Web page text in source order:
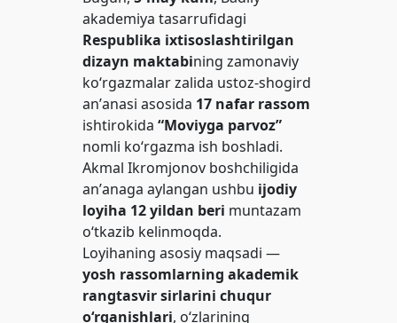
akademiya tasarrufidagi
Respublika ixtisoslashtirilgan
dizayn maktabining zamonaviy
ko‘rgazmalar zalida ustoz-shogird
anʼanasi asosida 17 nafar rassom
ishtirokida“Moviyga parvoz”
nomli ko‘rgazma ish boshladi.
Akmal Ikromjonov boshchiligida
anʼanaga aylangan ushbu ijodiy
loyiha 12 yildan beri muntazam
o‘tkazib kelinmoqda.
Loyihaning asosiy maqsadi —
yosh rassomlarning akademik
rangtasvir sirlarini chuqur
o‘rganishlari, o‘zlarining